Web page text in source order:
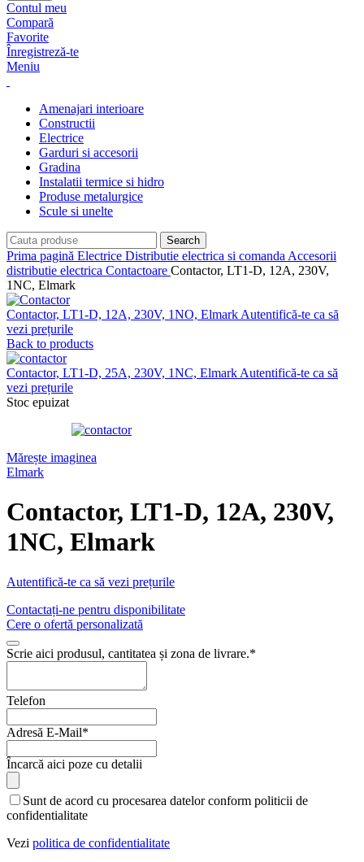
Contul meu
Compară
Favorite
Înregistreză-te
Meniu
Amenajari interioare
Constructii
Electrice
Garduri si accesorii
Gradina
Instalatii termice si hidro
Produse metalurgice
Scule si unelte
Search
Prima pagină Electrice Distributie electrica si comanda Accesorii
distributie electrica Contactoare Contactor, LT1-D, 12A, 230V,
1NC, Elmark
Contactor, LT1-D, 12A, 230V, 1NO, Elmark Autentifică-te ca să
vezi prețurile
Back to products
Contactor, LT1-D, 25A, 230V, 1NC, Elmark Autentifică-te ca să
vezi prețurile
Stoc epuizat
Mărește imaginea
Elmark
Contactor, LT1-D, 12A, 230V,
1NC, Elmark
Autentifică-te ca să vezi prețurile
Contactați-ne pentru disponibilitate
Cere o ofertă personalizată
Scrie aici produsul, cantitatea și zona de livrare.*
Telefon
Adresă E-Mail*
Phone
Number
Încarcă aici poze cu detalii
Sunt de acord cu procesarea datelor conform politicii de
confidentialitate
Vezi politica de confidentialitate